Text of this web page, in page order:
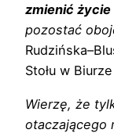
zmienić życie
pozostać
Stołu w Biurze
Wierzę, że
otaczającego